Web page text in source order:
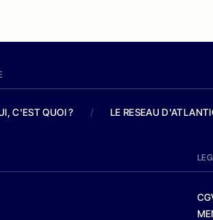
C'EST QUOI ? / LE RESEAU